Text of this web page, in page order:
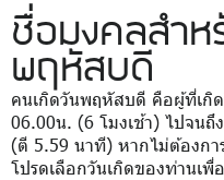
ชื่อมงคลสำห
พฤหัสบดี
คนเกิดวันพฤหัสบดี คือผู้ที่เกิ
06.00น. (6 โมงเช้า) ไปจนถึ
(ตี 5.59 นาที) หากไม่ต้องก
โปรดเลือกวันเกิดของท่านเ